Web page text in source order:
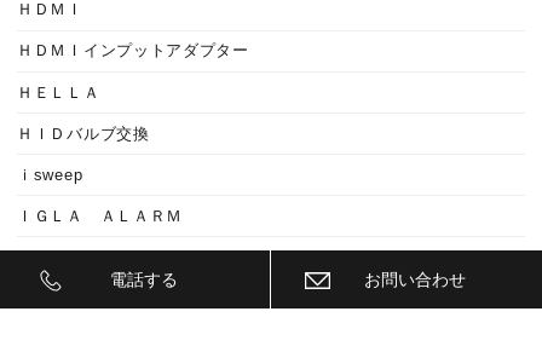
ＨＤＭＩ
ＨＤＭＩインプットアダプター
ＨＥＬＬＡ
ＨＩＤバルブ交換
ｉsweep
ＩＧＬＡ ＡＬＡＲＭ
電話する お問い合わせ